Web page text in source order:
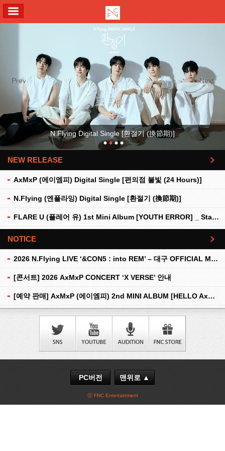
Previous Next
N.Flying Digital Single [환절기 (換節期)]
NEW RELEASE
AxMxP (에이엠피) Digital Single [편의점 불빛 (24 Hours)]
N.Flying (엔플라잉) Digital Single [환절기 (換節期)]
FLARE U (플레어 유) 1st Mini Album [YOUTH ERROR] _ Stationery Kit Ver.
더보기
NOTICE
2026 N.Flying LIVE ‘&CON5 : into REM’ – 대구 OFFICIAL MD 현장 판매 안내
[콘서트] 2026 AxMxP CONCERT ‘X VERSE’ 안내
[예약 판매] AxMxP (에이엠피) 2nd MINI ALBUM [HELLO AxMxP] 예약 판매 안내
더보기
PC버전 맨위로 ▲
ⓒ FNC Entertainment